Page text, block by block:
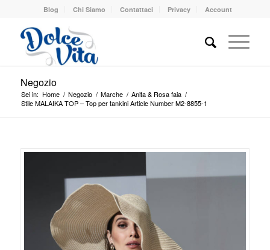
Blog Chi Siamo Contattaci Privacy Account
Negozio
Sei in: Home / Negozio / Marche / Anita & Rosa faia /
Stile MALAIKA TOP – Top per tankini Article Number M2-8855-1